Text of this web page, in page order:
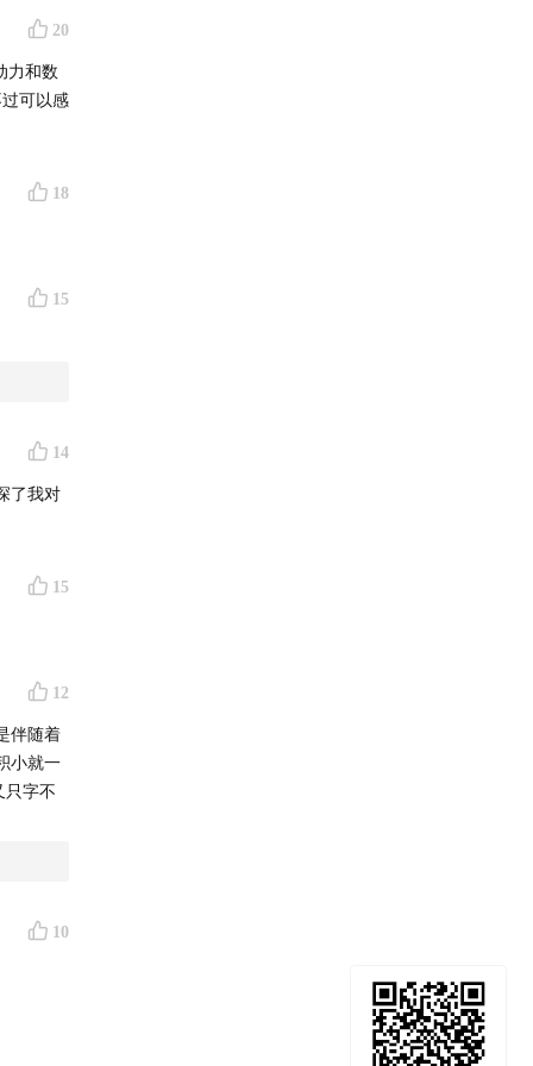
20
力和数
可以感
18
15
14
了我对
15
12
伴随着
小就一
只字不
10